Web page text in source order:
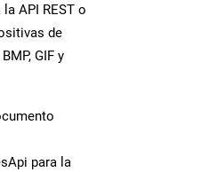
API REST o
de
GIF y
para la